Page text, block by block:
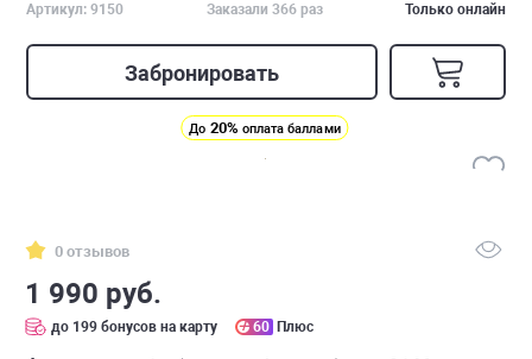
Артикул: 9150 Заказали 366 раз Только онлайн
Забронировать
До 20% оплата баллами
0 отзывов
1 990 руб.
до 199 бонусов на карту 60 Плюс